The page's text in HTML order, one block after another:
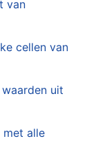
van
cellen van
uit
met alle